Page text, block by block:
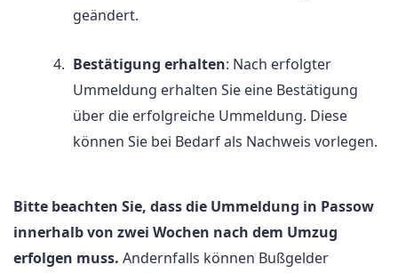
geändert.
Bestätigung erhalten: Nach erfolgter
Ummeldung erhalten Sie eine Bestätigung
über die erfolgreiche Ummeldung. Diese
können Sie bei Bedarf als Nachweis vorlegen.
Bitte beachten Sie, dass die Ummeldung in Passow
innerhalb von zwei Wochen nach dem Umzug
erfolgen muss. Andernfalls können Bußgelder